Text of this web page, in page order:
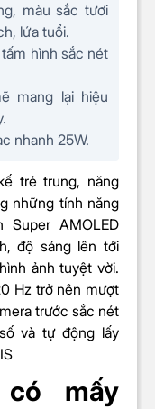
x 2340
& Phụ 12 MP, 5
số
(AF)
màu sắc tươi
lứa tuổi.
hình sắc nét
mang lại hiệu
nhanh 25W.
trẻ trung, năng
những tính năng
AMOLED
độ sáng lên tới
ảnh tuyệt vời.
Hz trở nên mượt
trước sắc nét
và tự động lấy
có mấy